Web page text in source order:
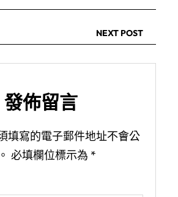
NEXT POST
發佈留言
填寫的電子郵件地址不會公
必填欄位標示為 *